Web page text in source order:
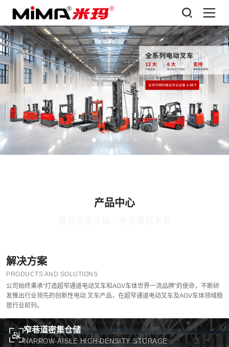
产品中心
解决方案
PRODUCTS AND SOLUTIONS
公司始终秉承“打造超窄通道电动叉车和AGV车体世界一流品牌”的使命，不断研
发推出行业领先的创新性电动 叉车产品，在超窄通道电动叉车及AGV车体领域稳
居行业前列。
窄巷道密集仓储
NARROW-AISLE HIGH-DENSITY STORAGE